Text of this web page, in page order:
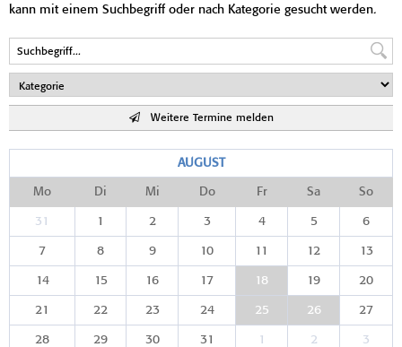
kann mit einem Suchbegriff oder nach Kategorie gesucht werden.
Weitere Termine melden
AUGUST
Mo Di Mi Do Fr Sa So
31 1 2 3 4 5 6
7 8 9 10 11 12 13
14 15 16 17 18 19 20
21 22 23 24 25 26 27
28 29 30 31 1 2 3